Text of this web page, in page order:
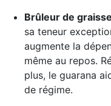
Brûleur de
sa teneur
augmente la
même au repos.
plus, le guarana
de régime.